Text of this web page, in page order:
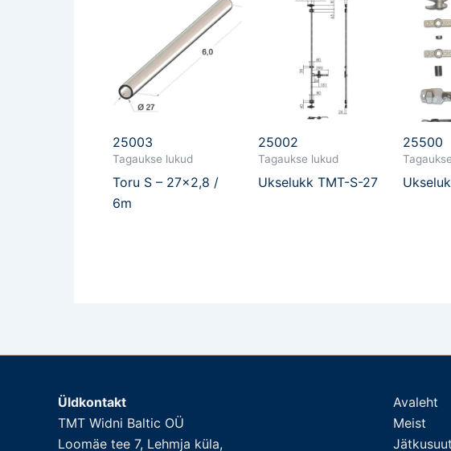
25003
Tagaukse lukud
Toru S – 27×2,8 /
6m
25002
Tagaukse lukud
Ukselukk TMT-S-27
25500
Üldkontakt
TMT Widni Baltic OÜ
Loomäe tee 7, Lehmja küla,
Avaleht
Meist